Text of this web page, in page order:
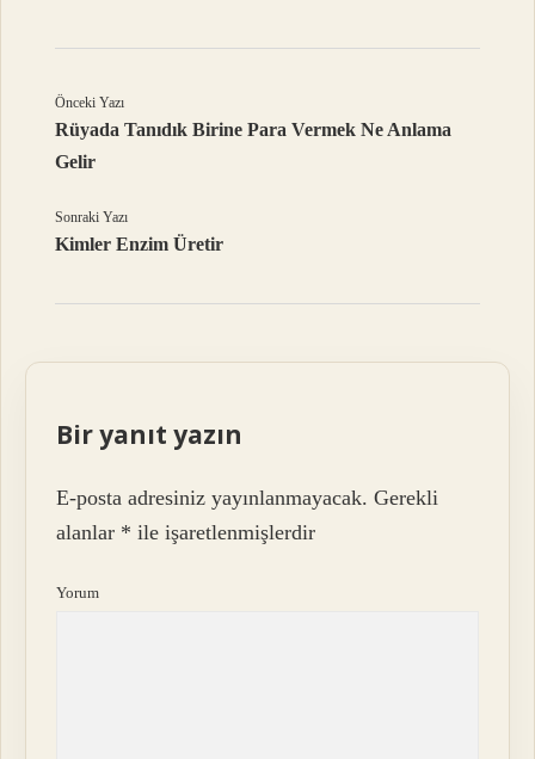
Önceki Yazı
Rüyada Tanıdık Birine Para Vermek Ne Anlama
Gelir
Sonraki Yazı
Kimler Enzim Üretir
Bir yanıt yazın
E-posta adresiniz yayınlanmayacak. Gerekli
alanlar * ile işaretlenmişlerdir
Yorum